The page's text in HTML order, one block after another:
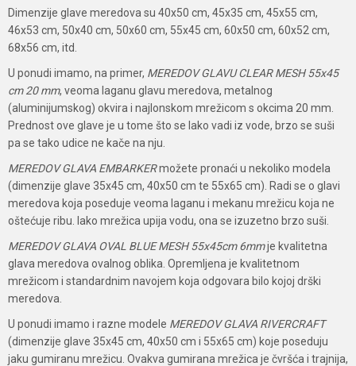
Dimenzije glave meredova su 40x50 cm, 45x35 cm, 45x55 cm,
46x53 cm, 50x40 cm, 50x60 cm, 55x45 cm, 60x50 cm, 60x52 cm,
68x56 cm, itd.
U ponudi imamo, na primer, MEREDOV GLAVU CLEAR MESH 55x45
cm 20 mm, veoma laganu glavu meredova, metalnog
(aluminijumskog) okvira i najlonskom mrežicom s okcima 20 mm.
Prednost ove glave je u tome što se lako vadi iz vode, brzo se suši
pa se tako udice ne kače na nju.
MEREDOV GLAVA EMBARKERmožete pronaći u nekoliko modela
(dimenzije glave 35x45 cm, 40x50 cm te 55x65 cm). Radi se o glavi
meredova koja poseduje veoma laganu i mekanu mrežicu koja ne
oštećuje ribu. Iako mrežica upija vodu, ona se izuzetno brzo suši.
MEREDOV GLAVA OVAL BLUE MESH 55x45cm 6mmje kvalitetna
glava meredova ovalnog oblika. Opremljena je kvalitetnom
mrežicom i standardnim navojem koja odgovara bilo kojoj drški
meredova.
U ponudi imamo i razne modele MEREDOV GLAVA RIVERCRAFT
(dimenzije glave 35x45 cm, 40x50 cm i 55x65 cm) koje poseduju
jaku gumiranu mrežicu. Ovakva gumirana mrežica je čvršća i trajnija,